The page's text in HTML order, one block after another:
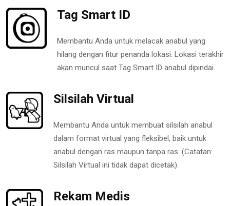
Tag Smart ID
Membantu Anda untuk melacak anabul yang
hilang dengan fitur penanda lokasi. Lokasi terakhir
akan muncul saat Tag Smart ID anabul dipindai.
Silsilah Virtual
Membantu Anda untuk membuat silsilah anabul
dalam format virtual yang fleksibel, baik untuk
anabul dengan ras maupun tanpa ras. (Catatan:
Silsilah Virtual ini tidak dapat dicetak).
Rekam Medis